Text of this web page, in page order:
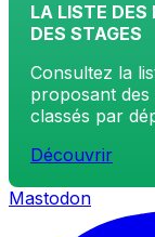
LA LISTE DES
DES STAGES
Consultez la
proposant des
classés par
Découvrir
Mastodon